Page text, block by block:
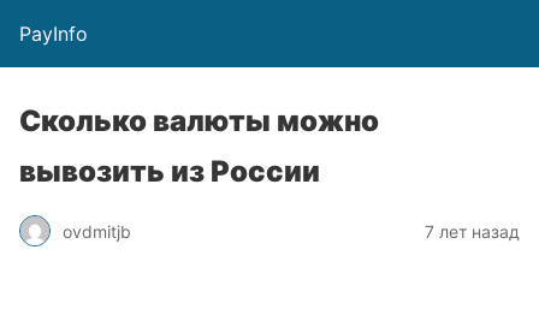
PayInfo
Сколько валюты можно
вывозить из России
ovdmitjb 7 лет назад